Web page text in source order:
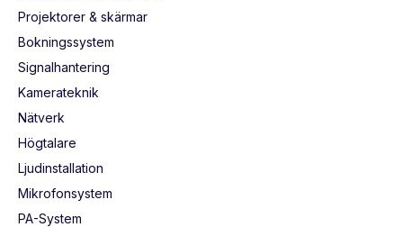
Projektorer & skärmar
Bokningssystem
Signalhantering
Kamerateknik
Nätverk
Högtalare
Ljudinstallation
Mikrofonsystem
PA-System